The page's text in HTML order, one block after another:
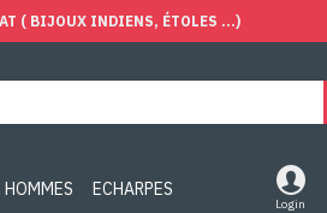
( BIJOUX INDIENS, ÉTOLES ...)
ECHARPES
Login